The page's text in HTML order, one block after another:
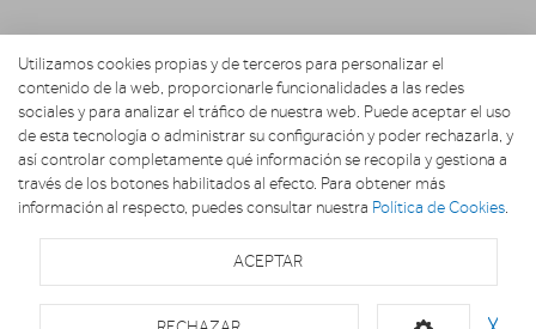
Copyright 2026. BUSCOELECTRO
Utilizamos cookies propias y de terceros para personalizar el
contenido de la web, proporcionarle funcionalidades a las redes
sociales y para analizar el tráfico de nuestra web. Puede aceptar el uso
de esta tecnología o administrar su configuración y poder rechazarla, y
así controlar completamente qué información se recopila y gestiona a
través de los botones habilitados al efecto. Para obtener más
información al respecto, puedes consultar nuestra Política de Cookies.
ACEPTAR